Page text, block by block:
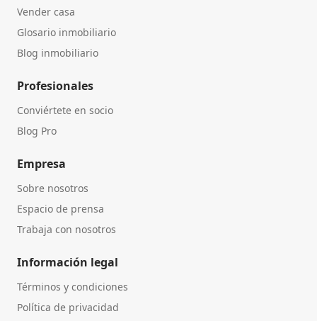
Vender casa
Glosario inmobiliario
Blog inmobiliario
Profesionales
Conviértete en socio
Blog Pro
Empresa
Sobre nosotros
Espacio de prensa
Trabaja con nosotros
Información legal
Términos y condiciones
Política de privacidad